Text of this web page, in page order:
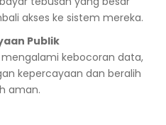
akses ke sistem mereka.
Publik
kebocoran data,
kepercayaan dan beralih
aman.